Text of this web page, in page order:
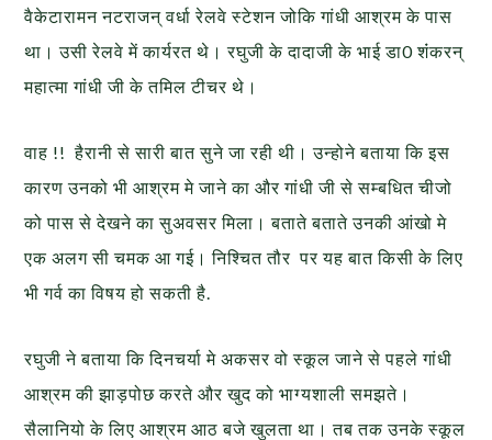
वैकेटारामन नटराजन् वर्धा रेलवे स्टेशन जोकि गांधी आश्रम के पास
था। उसी रेलवे में कार्यरत थे। रघुजी के दादाजी के भाई डा0 शंंकरन्
महात्मा गांधी जी के तमिल टीचर थे।
वाह !! हैरानी से सारी बात सुने जा रही थी। उन्होने बताया कि इस
कारण उनको भी आश्रम मे जाने का और गांधी जी से सम्बधित चीजो
को पास से देखने का सुअवसर मिला। बताते बताते उनकी आंखो मे
एक अलग सी चमक आ गई। निश्चित तौर पर यह बात किसी के लिए
भी गर्व का विषय हो सकती है.
रघुजी ने बताया कि दिनचर्या मे अकसर वो स्कूल जाने से पहले गांधी
आश्रम की झाड़पोछ करते और खुद को भाग्यशाली समझते।
सैलानियो के लिए आश्रम आठ बजे खुलता था। तब तक उनके स्कूल